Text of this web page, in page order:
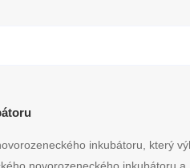
inkubátoru, který